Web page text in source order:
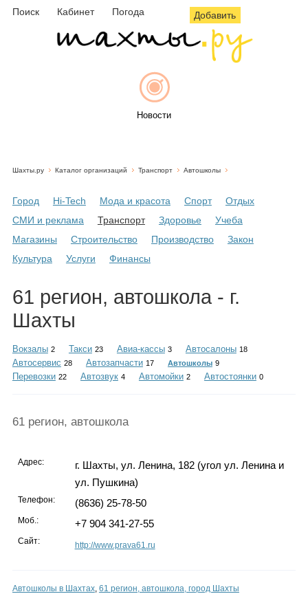
Поиск Кабинет Погода Добавить
Новости
Объявления
Инфо
Карты
Шахты.ру Каталог организаций Транспорт Автошколы
Город Hi-Tech Мода и красота Спорт
Отдых
СМИ и реклама
Транспорт Здоровье
Учеба
Магазины
Строительство Производство
Закон
Культура
Услуги Финансы
61 регион, автошкола - г.
Шахты
Вокзалы 2 Такси 23 Авиа-кассы 3 Автосалоны 18
Автосервис 28 Автозапчасти 17 Автошколы 9
Перевозки 22 Автозвук 4 Автомойки 2 Автостоянки 0
61 регион, автошкола
Адрес:
г. Шахты, ул. Ленина, 182 (угол ул. Ленина и
ул. Пушкина)
Телефон: (8636) 25-78-50
Моб.: +7 904 341-27-55
Сайт: http://www.prava61.ru
Автошколы в Шахтах, 61 регион, автошкола, город Шахты